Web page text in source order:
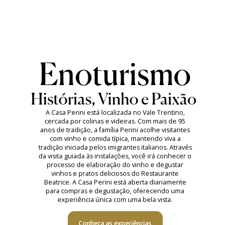
Enoturismo
Histórias, Vinho e Paixão
A Casa Perini está localizada no Vale Trentino,
cercada por colinas e videiras. Com mais de 95
anos de tradição, a família Perini acolhe visitantes
com vinho e comida típica, mantendo viva a
tradição iniciada pelos imigrantes italianos. Através
da visita guiada às instalações, você irá conhecer o
processo de elaboração do vinho e degustar
vinhos e pratos deliciosos do Restaurante
Beatrice. A Casa Perini está aberta diariamente
para compras e degustação, oferecendo uma
experiência única com uma bela vista.